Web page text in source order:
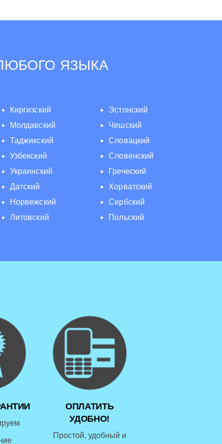
ЯЗЫКА
Киргизский
Молдавский
Таджикский
Узбекский
Украинский
Датский
Норвежский
Литовский
Эстонский
Чешский
Словацкий
Словенский
Греческий
Хорватский
Сербский
Польский
ОПЛАТИТЬ
УДОБНО!
Простой, удобный и